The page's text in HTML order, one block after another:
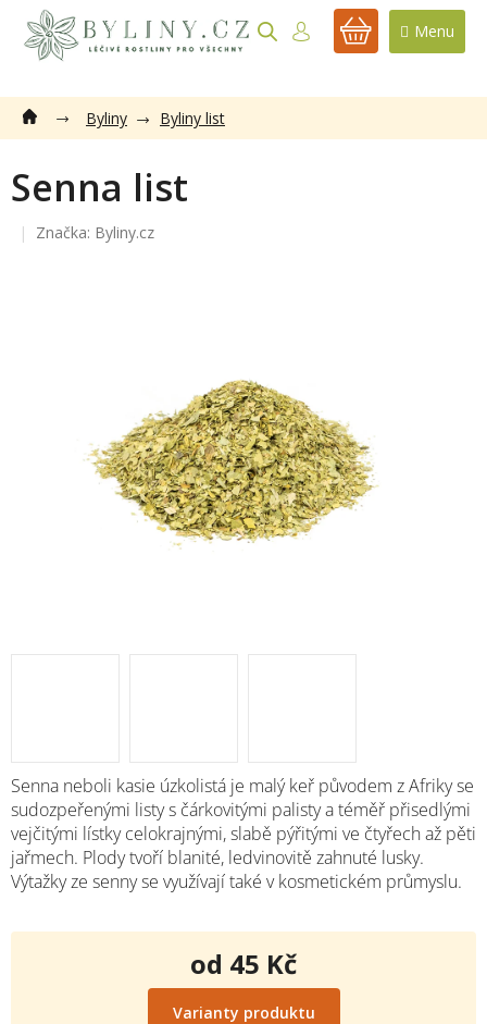
obsah
NÁKUPNÍ
Byliny Byliny list
Senna list
Značka: Byliny.cz
Senna neboli kasie úzkolistá je malý keř původem z Afriky se
sudozpeřenými listy s čárkovitými palisty a téměř přisedlými
vejčitými lístky celokrajnými, slabě pýřitými ve čtyřech až pěti
jařmech. Plody tvoří blanité, ledvinovitě zahnuté lusky.
Výtažky ze senny se využívají také v kosmetickém průmyslu.
od 45 Kč
Měrná
cena:
Varianty produktu